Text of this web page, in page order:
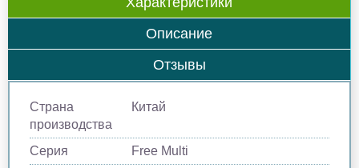
Описание
Отзывы
Страна
производства
Китай
Серия
Free Multi